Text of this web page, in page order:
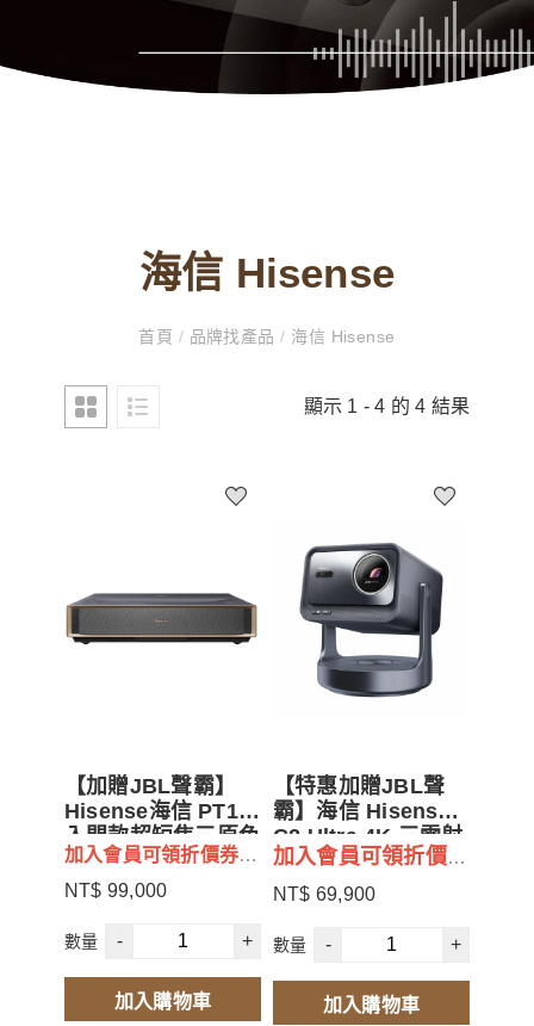
海信 Hisense
首頁 / 品牌找產品/ 海信 Hisense
顯示 1 - 4 的 4 結果
【加贈JBL聲霸】
Hisense海信 PT1
入門款超短焦三原色
雷射4K UHD投影機
2500流明
加入會員可領折價券
$500
NT$ 99,000
數量 - +
加入購物車
【特惠加贈JBL聲
霸】海信 Hisense
C2 Ultra 4K 三雷射
投影機 內建安卓TV
系統
加入會員可領折價券
$500
品 / 現金折價 (請再來電或
是官方LINE聯繫討論)
NT$ 69,900
數量 - +
加入購物車